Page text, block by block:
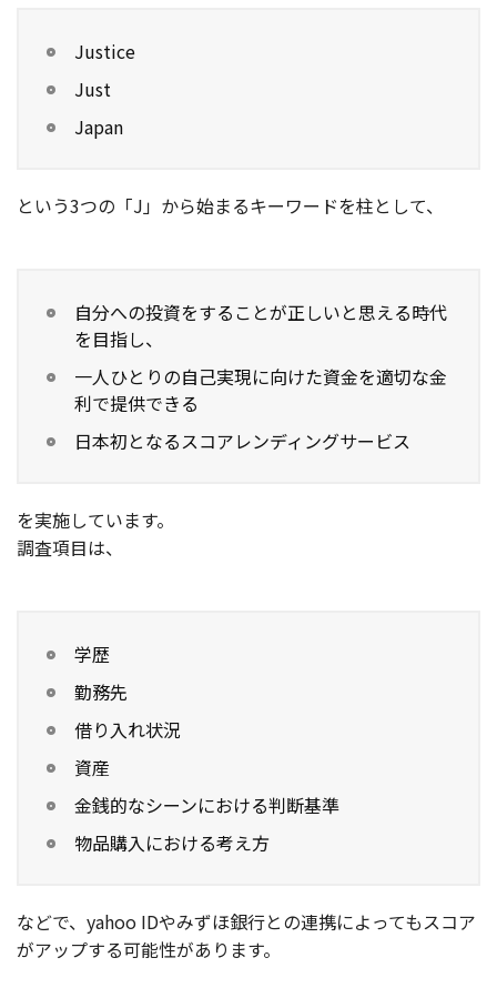
Justice
Just
Japan
という3つの「J」から始まるキーワードを柱として、
自分への投資をすることが正しいと思える時代
を目指し、
一人ひとりの自己実現に向けた資金を適切な金
利で提供できる
日本初となるスコアレンディングサービス
を実施しています。
調査項目は、
学歴
勤務先
借り入れ状況
資産
金銭的なシーンにおける判断基準
物品購入における考え方
などで、yahoo IDやみずほ銀行との連携によってもスコア
がアップする可能性があります。